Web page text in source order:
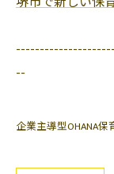
--
企業主導型OHANA保